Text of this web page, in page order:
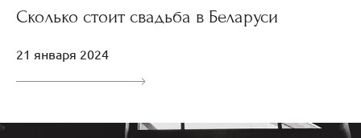
Сколько стоит свадьба в Беларуси
21 января 2024